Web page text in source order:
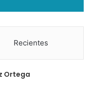
Recientes
Ortega